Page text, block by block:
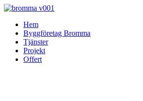
Skip
contentHem
Byggföretag Bromma
Tjänster
Projekt
Offert